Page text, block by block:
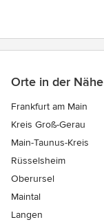
Orte in der Nähe
Frankfurt am Main
Kreis Groß-Gerau
Main-Taunus-Kreis
Rüsselsheim
Oberursel
Maintal
Langen